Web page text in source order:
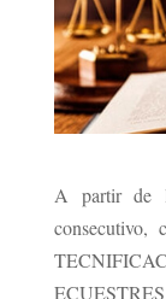
A partir de
consecutivo,